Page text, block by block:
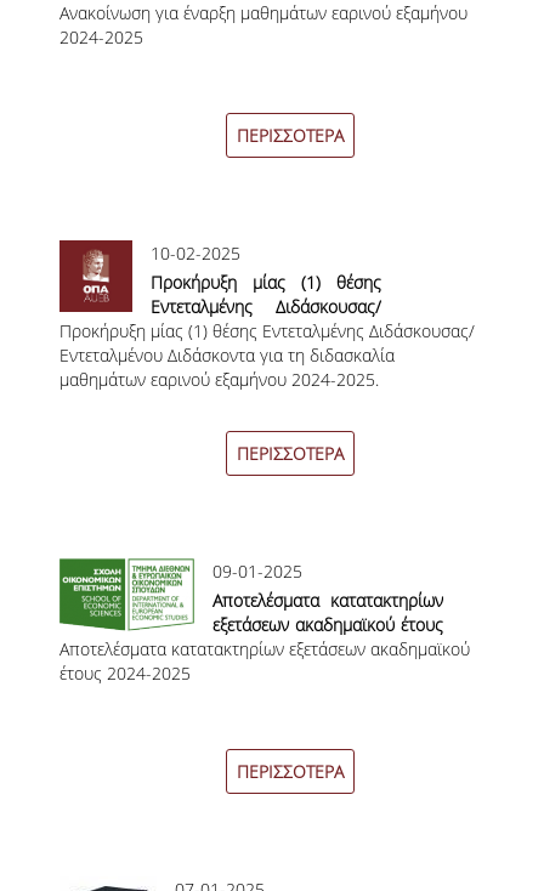
ΣΠΟΥΔΩΝ
ΜΑΘΗΜΑΤΑ ΕΠΙΛΟΓΗΣ ΑΠΟ ΑΛΛΑ
ΥΠΟΣΤΗΡΙΞΗ ΣΠΟΥΔΩΝ
ΔΙΠΛΩΜΑΤΙΚΗ ΕΡΓΑΣΙΑ
ΓΕΝΙΚΕΣ ΠΛΗΡΟΦΟΡΙΕΣ
ΟΔΗΓΙΕΣ ΓΙΑ ΤΗ ΣΥΜΜΕΤΟΧΗ
ΣΤΟ ΜΑΘΗΜΑ «ΣΕΜΙΝΑΡΙΟ ΚΑΙ
ΔΙΠΛΩΜΑΤΙΚΗ ΕΡΓΑΣΙΑ»
ΔΙΠΛΩΜΑΤΙΚΩΝ ΕΡΓΑΣΙΩΝ
ΣΕΜΙΝΑΡΙΑ ΒΙΒΛΙΟΘΗΚΗΣ ΟΠΑ
ΓΙΑ ΤΗ ΔΙΠΛΩΜΑΤΙΚΗ ΕΡΓΑΣΙΑ
ΣΤΟ ΔΕΟΣ
ΓΕΝΙΚΕΣ ΠΛΗΡΟΦΟΡΙΕΣ
2024-2025
Ανακοίνωση για έναρξη μαθημάτων εαρινού εξαμήνου
2024-2025
ΠΕΡΙΣΣΟΤΕΡΑ
10-02-2025
Προκήρυξη μίας (1) θέσης
Εντεταλμένης Διδάσκουσας/
Εντεταλμένου Διδάσκοντα για
τη διδασκαλία μαθημάτων
εαρινού εξαμήνου 2024-2025.
Προκήρυξη μίας (1) θέσης Εντεταλμένης Διδάσκουσας/
Εντεταλμένου Διδάσκοντα για τη διδασκαλία
μαθημάτων εαρινού εξαμήνου 2024-2025.
ΠΕΡΙΣΣΟΤΕΡΑ
09-01-2025
Αποτελέσματα κατατακτηρίων
εξετάσεων ακαδημαϊκού έτους
2024-2025
Αποτελέσματα κατατακτηρίων εξετάσεων ακαδημαϊκού
έτους 2024-2025
ΠΕΡΙΣΣΟΤΕΡΑ